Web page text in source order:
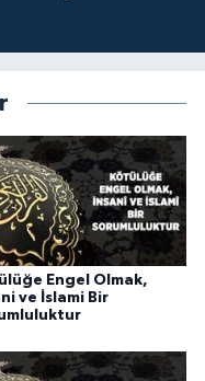
Engel Olmak,
ve İslami Bir